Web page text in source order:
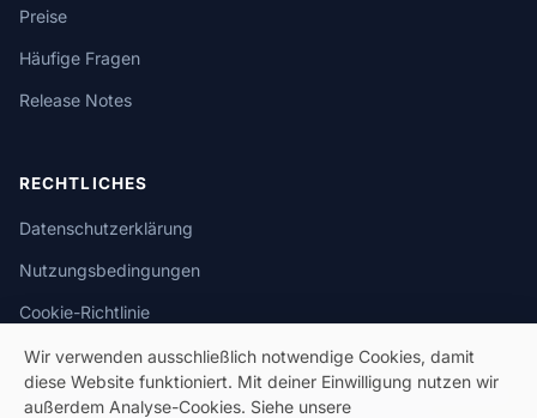
Preise
Häufige Fragen
Release Notes
RECHTLICHES
Datenschutzerklärung
Nutzungsbedingungen
Cookie-Richtlinie
Wir verwenden ausschließlich notwendige Cookies, damit
diese Website funktioniert. Mit deiner Einwilligung nutzen wir
außerdem Analyse-Cookies. Siehe unsere